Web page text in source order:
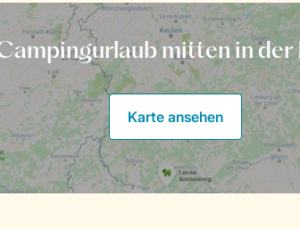
mitten in der
Karte ansehen